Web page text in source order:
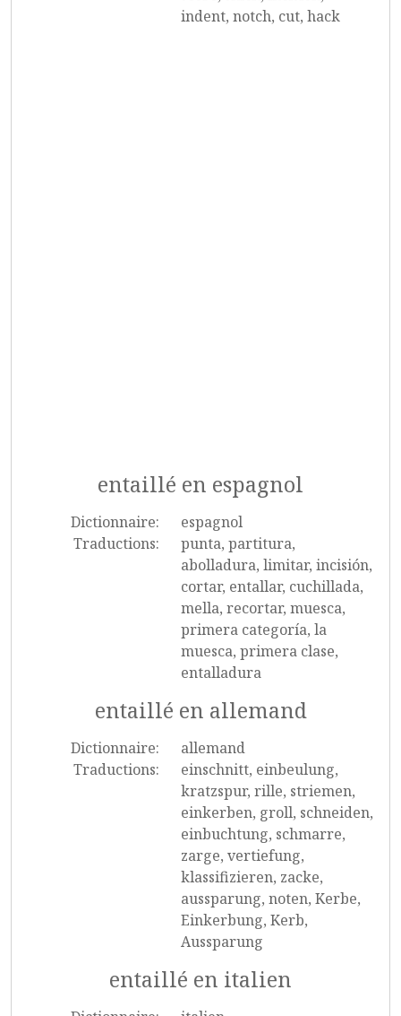
indent, notch, cut, hack
entaillé en espagnol
Dictionnaire:
espagnol
Traductions:
punta, partitura,
abolladura, limitar, incisión,
cortar, entallar, cuchillada,
mella, recortar, muesca,
primera categoría, la
muesca, primera clase,
entalladura
entaillé en allemand
Dictionnaire:
allemand
Traductions:
einschnitt, einbeulung,
kratzspur, rille, striemen,
einkerben, groll, schneiden,
einbuchtung, schmarre,
zarge, vertiefung,
klassifizieren, zacke,
aussparung, noten, Kerbe,
Einkerbung, Kerb,
Aussparung
entaillé en italien